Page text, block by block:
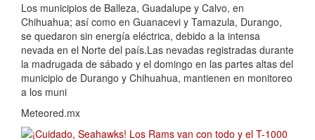
Los municipios de Balleza, Guadalupe y Calvo, en
Chihuahua; así como en Guanacevi y Tamazula, Durango,
se quedaron sin energía eléctrica, debido a la intensa
nevada en el Norte del país.Las nevadas registradas durante
la madrugada de sábado y el domingo en las partes altas del
municipio de Durango y Chihuahua, mantienen en monitoreo
a los muni
Meteored.mx